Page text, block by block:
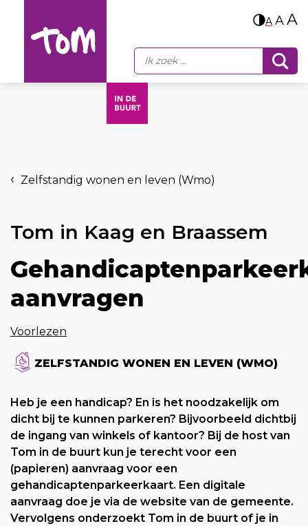
A AA
Zelfstandig wonen en leven (Wmo)
aanvragen
Tom in Kaag en Braassem
Voorlezen
ZELFSTANDIG WONEN EN LEVEN (WMO)
Heb je een handicap? En is het noodzakelijk om
dicht bij te kunnen parkeren? Bijvoorbeeld dichtbij
de ingang van winkels of kantoor? Bij de host van
Tom in de buurt kun je terecht voor een
(papieren) aanvraag voor een
gehandicaptenparkeerkaart. Een digitale
aanvraag doe je via de website van de gemeente.
Vervolgens onderzoekt Tom in de buurt of je in